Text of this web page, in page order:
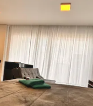
de 5; 208 evaluaciones